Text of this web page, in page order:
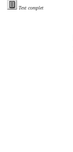
Text complet